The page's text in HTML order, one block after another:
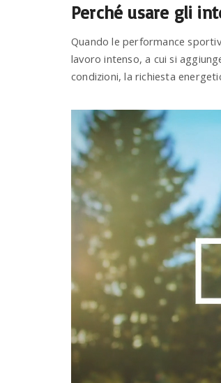
Perché usare gli
Quando le performance
lavoro intenso, a cui si
condizioni, la richiesta